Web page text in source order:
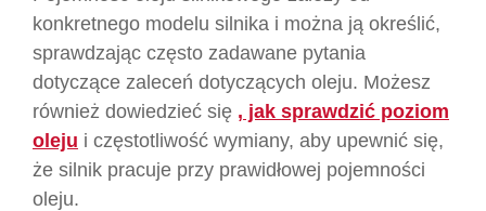
konkretnego modelu silnika i można ją określić,
sprawdzając często zadawane pytania
dotyczące zaleceń dotyczących oleju. Możesz
również dowiedzieć się , jak sprawdzić poziom
oleju i częstotliwość wymiany, aby upewnić się,
że silnik pracuje przy prawidłowej pojemności
oleju.